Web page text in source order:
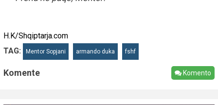
H.K/Shqiptarja.com
TAG:
Mentor Sopjani armando duka fshf
Komente Komento